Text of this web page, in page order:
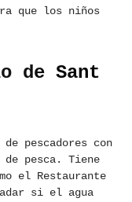
que los niños
de Sant
pescadores con
pesca. Tiene
el Restaurante
si el agua